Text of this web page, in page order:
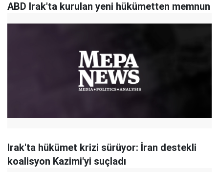
ABD Irak'ta kurulan yeni hükümetten memnun
Irak'ta hükümet krizi sürüyor: İran destekli
koalisyon Kazimi'yi suçladı